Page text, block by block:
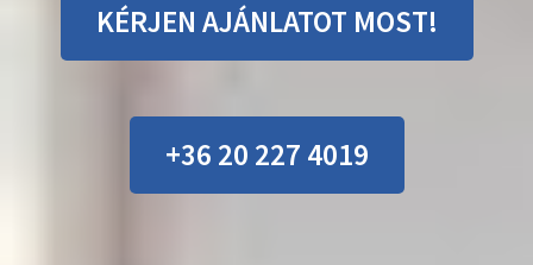
KÉRJEN AJÁNLATOT MOST!
+36 20 227 4019